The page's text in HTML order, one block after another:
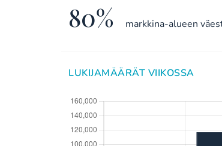
80% markkina-alueen
LUKIJAMÄÄRÄT VIIKOSSA